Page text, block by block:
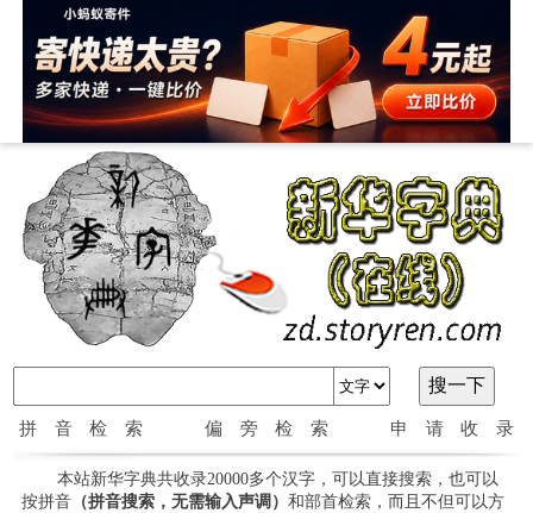
拼音检索 偏旁检索 申请收录
本站新华字典共收录20000多个汉字，可以直接搜索，也可以
按拼音（拼音搜索，无需输入声调） 和部首检索，而且不但可以方